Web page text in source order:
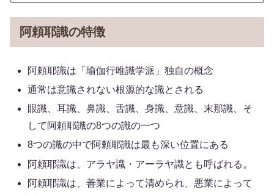
阿頼耶識の特徴
阿頼耶識は「瑜伽行唯識学派」独自の概念
通常は意識されない根源的な識とされる
眼識、耳識、鼻識、舌識、身識、意識、末那識、そ
して阿頼耶識の8つの識の一つ
8つの識の中で阿頼耶識は最も深い位置にある
阿頼耶識は、アラヤ識・アーラヤ識とも呼ばれる。
阿頼耶識は、善業によって清められ、悪業によって